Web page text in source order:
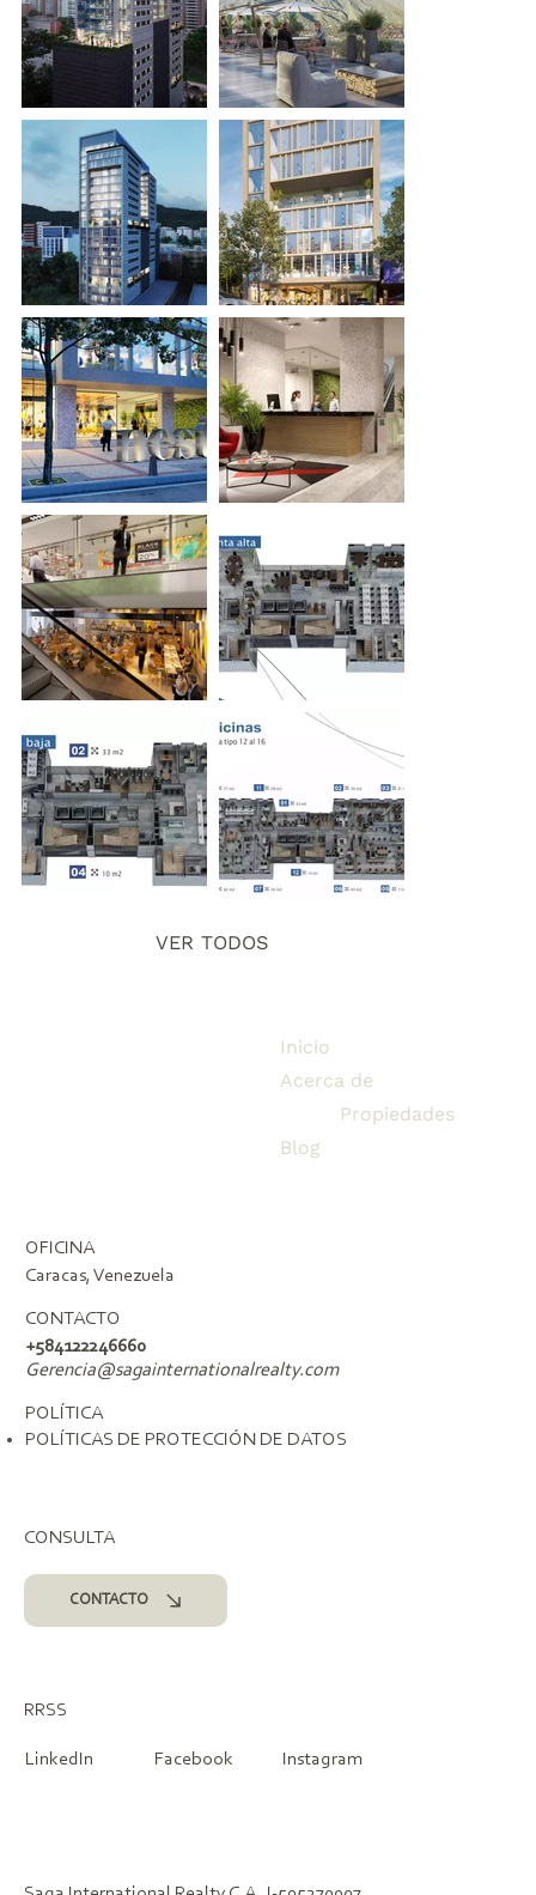
VER TODOS
Inicio
Acerca de
Propiedades
Blog
OFICINA
Caracas, Venezuela
CONTACTO
+584122246660
Gerencia@sagainternationalrealty.com
POLÍTICA
POLÍTICAS DE PROTECCIÓN DE DATOS
RRSS
LinkedIn Instagram
Facebook
CONSULTA
CONTACTO